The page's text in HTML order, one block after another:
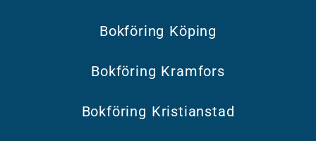
Bokföring Köping
Bokföring Kramfors
Bokföring Kristianstad